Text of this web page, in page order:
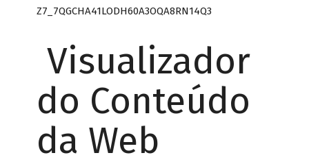
Z7_7QGCHA41LODH60A3OQA8RN14Q3
Visualizador
do Conteúdo
da Web